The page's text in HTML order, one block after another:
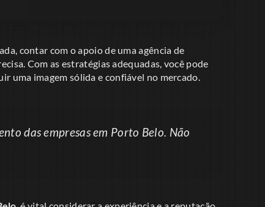
contar com o apoio de uma agência de
Com as estratégias adequadas, você pode
uma imagem sólida e confiável no mercado.
das empresas em Porto Belo. Não